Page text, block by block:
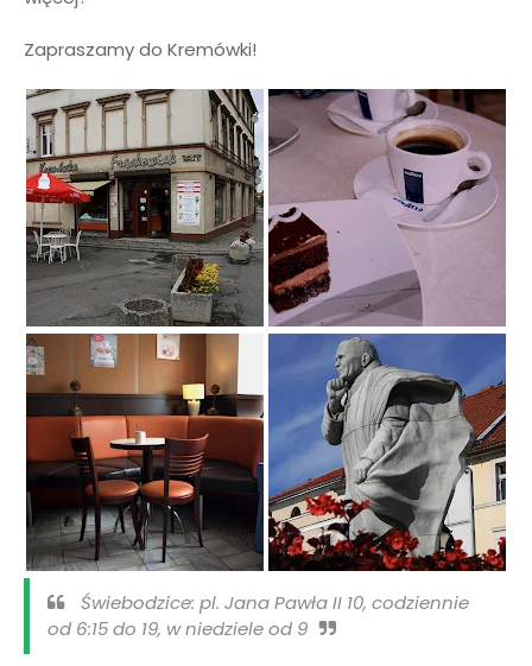
Zapraszamy do Kremówki!
Świebodzice: pl. Jana Pawła II 10, codziennie
od 6:15 do 19, w niedziele od 9